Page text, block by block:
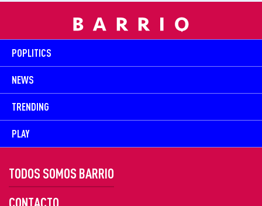
POPLITICS
NEWS
TRENDING
PLAY
TODOS SOMOS BARRIO
CONTACTO